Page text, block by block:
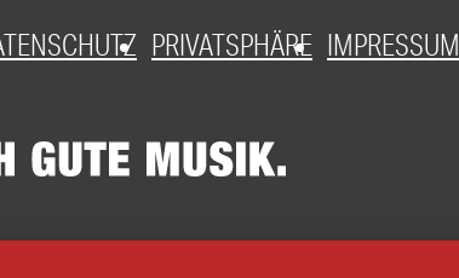
PRIVATSPHÄRE IMPRESSUM